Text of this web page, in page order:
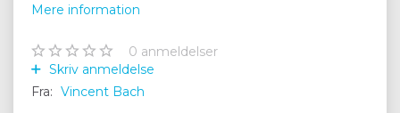
Mere information
0 anmeldelser
Skriv anmeldelse
Fra: Vincent Bach